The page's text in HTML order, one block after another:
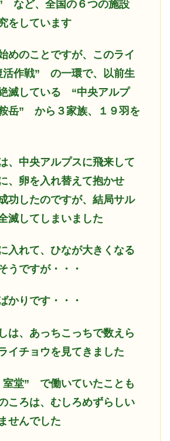
など、全国の６つの施設
をしています
めのことですが、このライ
作戦” の一環で、以前生
滅している “中央アルプ
” から３家族、１９羽を
、中央アルプスに飛来して
、卵を入れ替えて抱かせ
功したのですが、結局サル
滅してしまいました
入れて、ひなが大きくなる
うですが・・・
かりです・・・
は、あっちこっちで数えら
イチョウを見てきました
室堂” で働いていたことも
ころは、むしろめずらしい
せんでした